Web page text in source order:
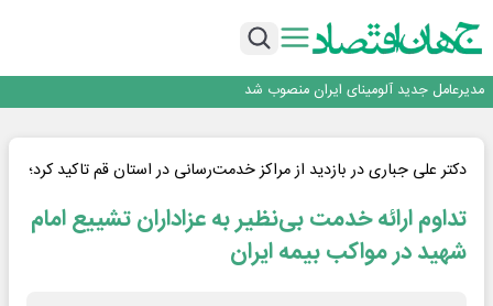
بازگشت فرش ماشینی به اصفهان پس از هفت سال؛ دو نمایشگاه تخصصی در شهر
مدیرعامل جدید آلومینای ایران منصوب شد
رونمایی فولاد غدیر نی ریز از سامانه ی « آقای پولاد»
بازگشت فرش ماشینی به اصفهان پس از هفت سال؛ دو نمایشگاه تخصصی در شهر
دکتر علی جباری در بازدید از مراکز خدمت‌رسانی در استان قم تاکید کرد؛
تداوم ارائه خدمت بی‌نظیر به عزاداران تشییع امام
شهید در مواکب بیمه ایران